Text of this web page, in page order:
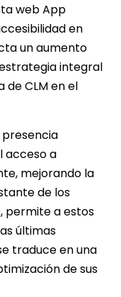
web App
en
un aumento
integral
CLM en el
acceso a
mejorando la
de los
permite a estos
últimas
traduce en una
de sus